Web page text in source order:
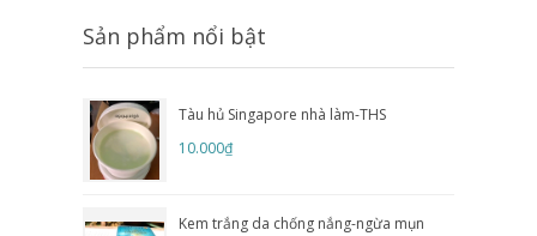
Sản phẩm nổi bật
Tàu hủ Singapore nhà làm-THS
10.000₫
Kem trắng da chống nắng-ngừa mụn